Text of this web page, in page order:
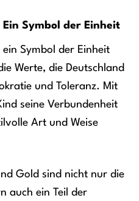
Ein Symbol der Einheit
ein Symbol der Einheit
Werte, die Deutschland
und Toleranz. Mit
seine Verbundenheit
Art und Weise
Gold sind nicht nur die
auch ein Teil der